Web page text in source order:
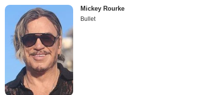
Mickey Rourke
Bullet